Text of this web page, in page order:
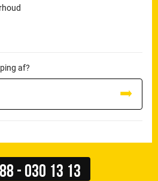
af?
- 030 13 13